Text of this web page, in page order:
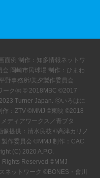
面例 制作：知多情報ネットワ
岡崎市民球場 制作：ひまわ
野事務所/美夕製作委員会
ーク㈱ © 2018MBC ©2017
Turner Japan. ⓒいろはに
作：ZTV ©MMJ ©東映 ©2018
ディアワークス／青ブタ
提供：清水良枝 ©高津カリノ
作委員会 ©MMJ 制作：CAC
(C) 2020 A.P.O.
Rights Reserved ©MMJ
ネットワーク ©BONES・會川